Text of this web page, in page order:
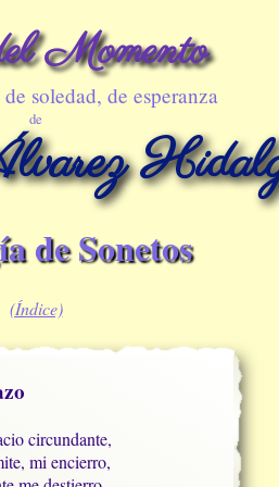
Momento
soledad, de esperanza
de
de Sonetos
(Índice)
circundante,
mi encierro,